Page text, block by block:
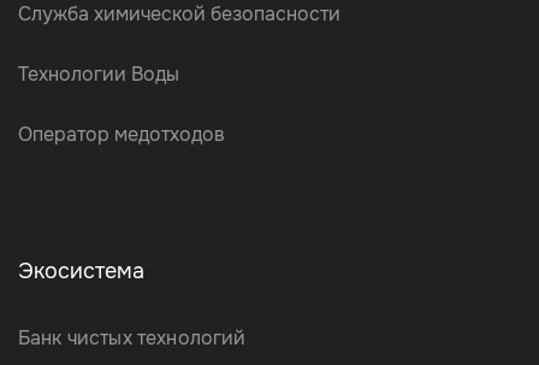
Служба химической безопасности
Технологии Воды
Оператор медотходов
Экосистема
Банк чистых технологий